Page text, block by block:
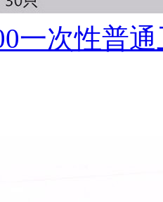
一次性普